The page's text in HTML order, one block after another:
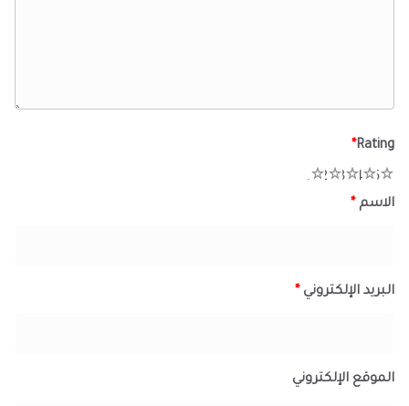
Rating
*
5
4
3
2
الاسم *
البريد الإلكتروني *
الموقع الإلكتروني